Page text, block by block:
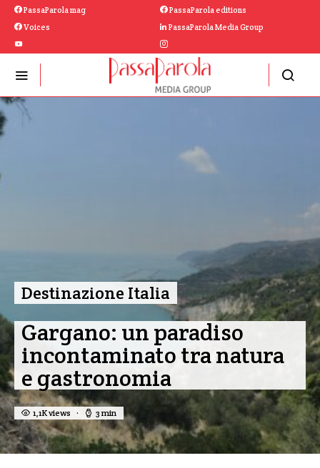
PassaParola mag
PassaParola editions
Voices
PassaParola Media Group
Destinazione Italia
Gargano: un paradiso
incontaminato tra natura
e gastronomia
1,1K views 3 min